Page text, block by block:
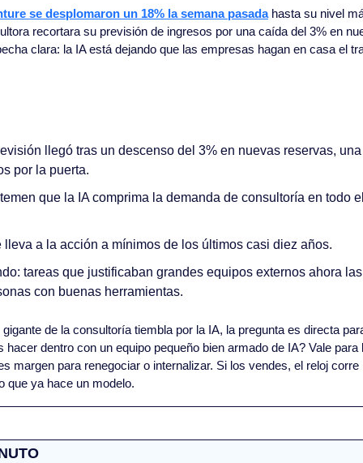
se desplomaron un 18% la semana pasada hasta su nivel
recortara su previsión de ingresos por una caída del 3% en
clara: la IA está dejando que las empresas hagan en casa el
llegó tras un descenso del 3% en nuevas reservas,
por la puerta.
que la IA comprima la demanda de consultoría en todo
lleva a la acción a mínimos de los últimos casi diez años.
tareas que justificaban grandes equipos externos ahora
con buenas herramientas.
de la consultoría tiembla por la IA, la pregunta es directa
dentro con un equipo pequeño bien armado de IA? Vale para
margen para renegociar o internalizar. Si los vendes, el reloj corre
que ya hace un modelo.